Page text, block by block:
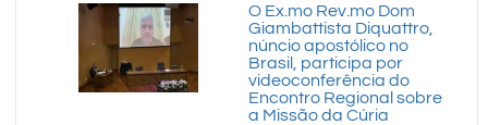
O Ex.mo Rev.mo Dom
Giambattista Diquattro,
núncio apostólico no
Brasil, participa por
videoconferência do
Encontro Regional sobre
a Missão da Cúria